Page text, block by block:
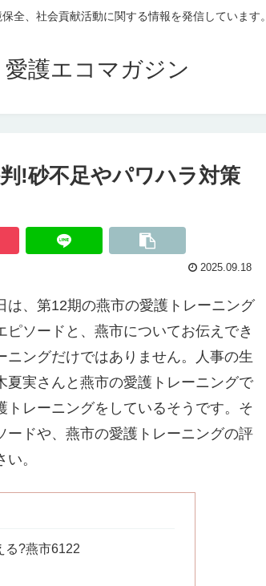
全、社会貢献活動に関する情報を発信しています。
愛護エコマガジン
!砂不足やパワハラ対策
2025.09.18
、第12期の燕市の愛護トレーニング
ソードと、燕市についてお伝えでき
ングだけではありません。人事の生
実さんと燕市の愛護トレーニングで
レーニングをしているそうです。そ
ードや、燕市の愛護トレーニングの評
。
る?燕市6122